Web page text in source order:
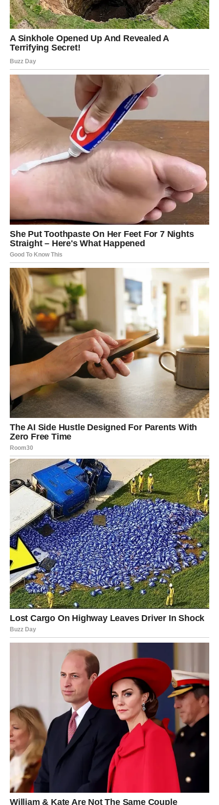
pokuša razuveriti, i upravo zbog te vere – ovaj vikend
donosi nešto posebno, nešto što deluje kao nagrada za
sve što su prošle.
menjaju planove na bolje, novac koji dolazi neočekivano
ili emotivni trenutak koji briše bol iz prošlosti i donosi mir.
Ribe će osetiti da nisu same, da ih neko vodi, štiti i
usmerava ka onome što im zaista pripada. Ovo je vreme
kada se snovi približavaju stvarnosti, kada intuicija
postaje njihov najveći vodič i kada je važno samo jedno –
da veruju u ono što dolazi i da ne sumnjaju u sopstvenu
sreću.
LAV – VREME JE DA ZASIJAŠ
KAO NIKADA PRE
Lavovi ulaze u vikend sa posebnom energijom, sa
samopouzdanjem koje se vraća i sa osećajem da se stvari
konačno pomeraju u pravom smeru nakon perioda u
kojem su možda sumnjali ili čekali da se nešto promeni.
Sve ono što su ulagali – emocije, trud, strpljenje – sada
počinje da daje rezultate. Biće ovo vikend u kojem Lav
može biti u centru pažnje, ali ne zbog potrebe da se
dokazuje, već zato što jednostavno zrači posebnom
energijom koju drugi primećuju.
U ljubavi – strasti ne nedostaje, mogući su susreti koji
ubrzavaju srce. U životu – dolaze prilike koje se ne
odbijaju. A u duši – vraća se mir koji je dugo nedostajao.